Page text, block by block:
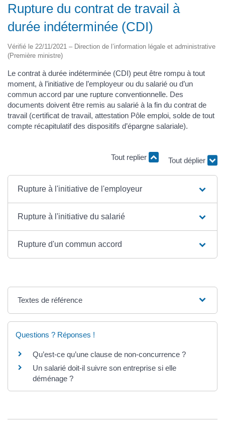
Rupture du contrat de travail à
durée indéterminée (CDI)
Vérifié le 22/11/2021 – Direction de l’information légale et administrative
(Première ministre)
Le contrat à durée indéterminée (CDI) peut être rompu à tout
moment, à l’initiative de l’employeur ou du salarié ou d’un
commun accord par une rupture conventionnelle. Des
documents doivent être remis au salarié à la fin du contrat de
travail (certificat de travail, attestation Pôle emploi, solde de tout
compte récapitulatif des dispositifs d’épargne salariale).
Tout replier
Tout déplier
Rupture à l'initiative de l'employeur
Rupture à l'initiative du salarié
Rupture d'un commun accord
Textes de référence
Questions ? Réponses !
Qu’est-ce qu’une clause de non-concurrence ?
Un salarié doit-il suivre son entreprise si elle
déménage ?